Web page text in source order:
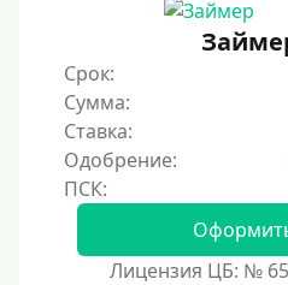
Срок:
Сумма:
Ставка:
Одобрение:
Лицензия ЦБ: №